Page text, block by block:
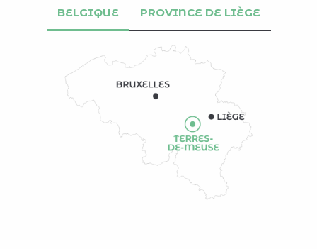
BELGIQUE PROVINCE DE LIÈGE